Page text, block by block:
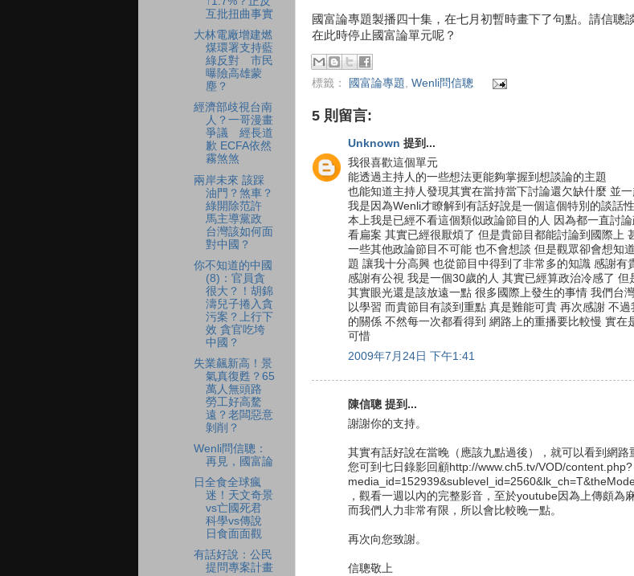
國富論專題製播四十集，在七月初暫時畫下了句點。請信聰
在此時停止國富論單元呢？
標籤： 國富論專題, Wenli問信聰
5 則留言:
Unknown 提到...
我很喜歡這個單元
能透過主持人的一些想法更能夠掌握到想談論的主題
也能知道主持人發現其實在當持當下討論還欠缺什麼 並
我是因為Wenli才瞭解到有話好說是一個這個特別的談話
本上我是已經不看這個類似政論節目的人 因為都一直討
看扁案 其實已經很厭煩了 但是貴節目都能討論到國際上
一些其他政論節目不可能 也不會想談 但是觀眾卻會想知
題 讓我十分高興 也從節目中得到了非常多的知識 感謝有
感謝有公視 我是一個30歲的人 其實已經算政治冷感了 但
其實眼光還是該放遠一點 很多國際上發生的事情 我們台
以學習 而貴節目有談到重點 真是難能可貴 再次感謝 不過
的關係 不然每一次都看得到 網路上的重播要比較慢 實在
可惜
2009年7月24日 下午1:41
陳信聰 提到...
謝謝你的支持。
其實有話好說在當晚（應該九點過後），就可以看到網路
您可到七日錄影回顧http://www.ch5.tv/VOD/content.php?
，觀看一週以內的完整影音，至於youtube因為上傳頗為
而我們人力非常有限，所以會比較晚一點。
再次向您致謝。
信聰敬上
互批扭曲事實
大林電廠增建燃
煤環署支持藍
綠反對 市民
曝險高雄蒙
塵？
經濟部歧視台南
人？一哥漫畫
爭議 經長道
歉 ECFA依然
霧煞煞
兩岸未來 該踩
油門？煞車？
綠開除范許
馬主導黨政
台灣該如何面
對中國？
你不知道的中國
(8)：官員貪
很大？！胡錦
濤兒子捲入貪
污案？上行下
效 貪官吃垮
中國？
失業飆新高！景
氣真復甦？65
萬人無頭路
勞工好高騖
遠？老闆惡意
剝削？
Wenli問信聰：
再見，國富論
日全食全球瘋
迷！天文奇景
vs亡國死君
科學vs傳說
日食面面觀
有話好說：公民
提問專案計畫